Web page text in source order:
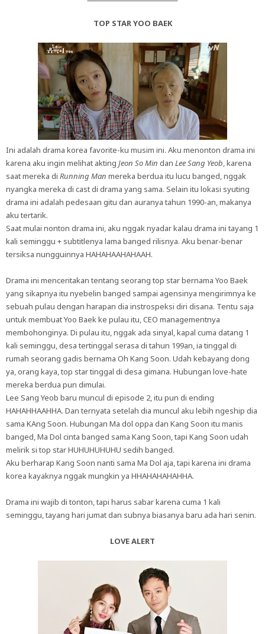
TOP STAR YOO BAEK
Ini adalah drama korea favorite-ku musim ini. Aku menonton drama ini
karena aku ingin melihat akting Jeon So Min dan Lee Sang Yeob, karena
saat mereka di Running Man mereka berdua itu lucu banged, nggak
nyangka mereka di cast di drama yang sama. Selain itu lokasi syuting
drama ini adalah pedesaan gitu dan auranya tahun 1990-an, makanya
aku tertarik.
Saat mulai nonton drama ini, aku nggak nyadar kalau drama ini tayang 1
kali seminggu + subtitlenya lama banged rilisnya. Aku benar-benar
tersiksa nungguinnya HAHAHAAHAHAAH.
Drama ini menceritakan tentang seorang top star bernama Yoo Baek
yang sikapnya itu nyebelin banged sampai agensinya mengirimnya ke
sebuah pulau dengan harapan dia instrospeksi diri disana. Tentu saja
untuk membuat Yoo Baek ke pulau itu, CEO managementnya
membohonginya. Di pulau itu, nggak ada sinyal, kapal cuma datang 1
kali seminggu, desa tertinggal serasa di tahun 199an, ia tinggal di
rumah seorang gadis bernama Oh Kang Soon. Udah kebayang dong
ya, orang kaya, top star tinggal di desa gimana. Hubungan love-hate
mereka berdua pun dimulai.
Lee Sang Yeob baru muncul di episode 2, itu pun di ending
HAHAHHAAHHA. Dan ternyata setelah dia muncul aku lebih ngeship dia
sama KAng Soon. Hubungan Ma dol oppa dan Kang Soon itu manis
banged, Ma Dol cinta banged sama Kang Soon, tapi Kang Soon udah
melirik si top star HUHUHUHUHU sedih banged.
Aku berharap Kang Soon nanti sama Ma Dol aja, tapi karena ini drama
korea kayaknya nggak mungkin ya HHAHAHAHAHHA.
Drama ini wajib di tonton, tapi harus sabar karena cuma 1 kali
seminggu, tayang hari jumat dan subnya biasanya baru ada hari senin.
LOVE ALERT